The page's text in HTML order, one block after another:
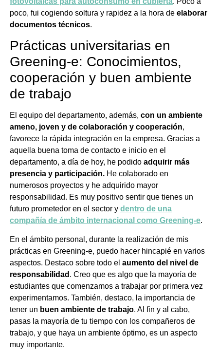
poco, fui cogiendo soltura y rapidez a la hora de elaborar
documentos técnicos.
Prácticas universitarias en
Greening-e: Conocimientos,
cooperación y buen ambiente
de trabajo
El equipo del departamento, además, con un ambiente
ameno, joven y de colaboración y cooperación,
favorece la rápida integración en la empresa. Gracias a
aquella buena toma de contacto e inicio en el
departamento, a día de hoy, he podido adquirir más
presencia y participación. He colaborado en
numerosos proyectos y he adquirido mayor
responsabilidad. Es muy positivo sentir que tienes un
futuro prometedor en el sector y dentro de una
compañía de ámbito internacional como Greening-e.
En el ámbito personal, durante la realización de mis
prácticas en Greening-e, puedo hacer hincapié en varios
aspectos. Destaco sobre todo el aumento del nivel de
responsabilidad . Creo que es algo que la mayoría de
estudiantes que comenzamos a trabajar por primera vez
experimentamos. También, destaco, la importancia de
tener un buen ambiente de trabajo. Al fin y al cabo,
pasas la mayoría de tu tiempo con los compañeros de
trabajo, y que haya un ambiente óptimo, es un aspecto
muy importante.